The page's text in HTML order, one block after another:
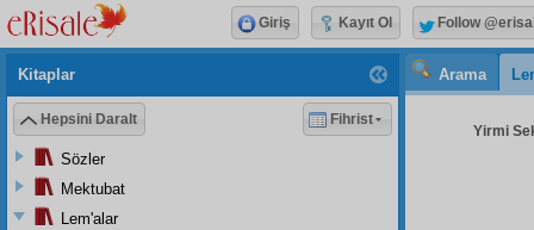
Arama
Yirmi
Kitaplar
Hepsini Daralt Fihrist
Sözler
Mektubat
Lem'alar
Giriş Kayıt Ol Follow